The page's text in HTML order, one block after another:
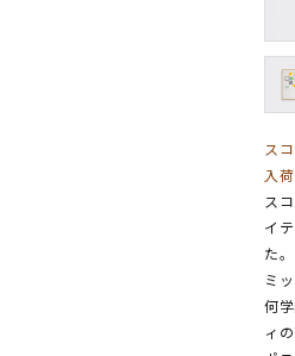
ス
入荷
ス
イ
た。
ミ
何
ィ